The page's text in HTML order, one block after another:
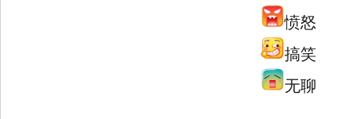
愤怒
搞笑
无聊